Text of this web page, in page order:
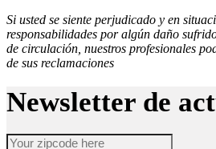
Si usted se siente perjudicado y en
responsabilidades por algún daño
de circulación, nuestros profesionales
de sus reclamaciones
Newsletter de